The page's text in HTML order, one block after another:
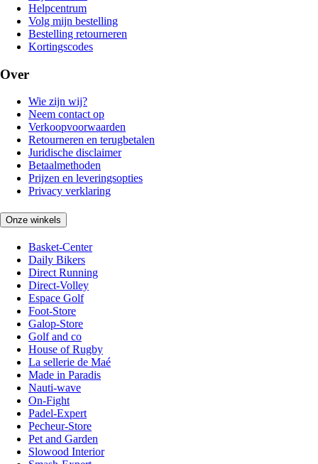
Helpcentrum
Volg mijn bestelling
Bestelling retourneren
Kortingscodes
Over
Wie zijn wij?
Neem contact op
Verkoopvoorwaarden
Retourneren en terugbetalen
Juridische disclaimer
Betaalmethoden
Prijzen en leveringsopties
Privacy verklaring
Onze winkels
Basket-Center
Daily Bikers
Direct Running
Direct-Volley
Espace Golf
Foot-Store
Galop-Store
Golf and co
House of Rugby
La sellerie de Maé
Made in Paradis
Nauti-wave
On-Fight
Padel-Expert
Pecheur-Store
Pet and Garden
Slowood Interior